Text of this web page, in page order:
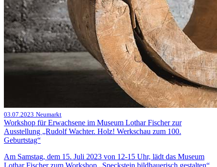
03.07.2023 Neumarkt
Workshop für Erwachsene im Museum Lothar Fischer zur
Ausstellung „Rudolf Wachter. Holz! Werkschau zum 100.
Geburtstag“
Am Samstag, dem 15. Juli 2023 von 12-15 Uhr, lädt das Museum